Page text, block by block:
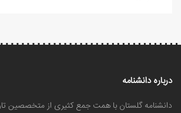
درباره دانشنامه
دانشنامه گلستان با همت جمع کثیری از متخصصین